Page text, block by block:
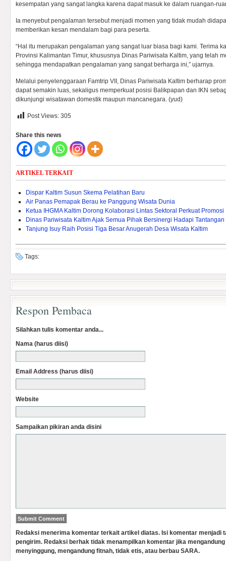
kesempatan yang sangat langka karena dapat masuk ke dalam ruangan-
Ia menyebut pengalaman tersebut menjadi momen yang tidak mudah
memberikan kesan mendalam bagi para peserta.
“Hal itu merupakan pengalaman yang sangat luar biasa bagi kami. Terima
Provinsi Kalimantan Timur, khususnya Dinas Pariwisata Kaltim, yang telah
sehingga mendapatkan pengalaman yang sangat berharga ini,” ujarnya.
Melalui penyelenggaraan Famtrip VII, Dinas Pariwisata Kaltim berharap
dapat semakin luas, sekaligus memperkuat posisi Balikpapan dan IKN
dikunjungi wisatawan domestik maupun mancanegara. (yud)
Post Views: 305
Share this news
ARTIKEL TERKAIT
Dispar Kaltim Susun Skema Pelatihan Baru
Air Panas Pemapak Berau ke Panggung Wisata Dunia
Ketua IHGMA Kaltim Dorong Kolaborasi Lintas Sektoral Perkuat
Dinas Pariwisata Kaltim Ajak Semua Pihak Bersinergi Hadapi Tantangan
Tanjung Isuy Raih Posisi Tiga Besar Anugerah Desa Wisata Kaltim
Tags:
Respon Pembaca
Silahkan tulis komentar anda...
Nama (harus diisi)
Email Address (harus diisi)
Website
Sampaikan pikiran anda disini
Redaksi menerima komentar terkait artikel diatas. Isi komentar menjadi
pengirim. Redaksi berhak tidak menampilkan komentar jika
menyinggung, mengandung fitnah, tidak etis, atau berbau SARA.